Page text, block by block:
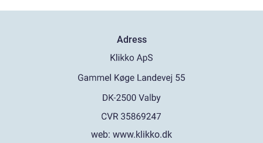
Adress
web: www.klikko.dk